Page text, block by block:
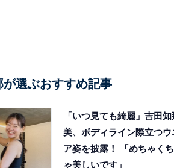
が選ぶおすすめ記事
「いつ見ても綺麗」吉田知
美、ボディライン際立つウ
ア姿を披露！ 「めちゃくち
ゃ美しいです」